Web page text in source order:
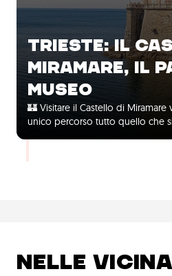
TRIESTE: IL
MIRAMARE, IL
MUSEO
🏰 Visitare il Castello di
unico percorso tutto quello che
NELLE